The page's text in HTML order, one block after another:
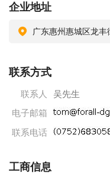
级听力保护的同时，确保
全球化制造布局，增强业
国际权威认证，品质全球
我们建立了系统化的质量
理体系和ISO 14001环境
TSO-C139A等专业规范
企业地址
联系方式
联系人
吴先生
电子邮箱
联系电话
工商信息